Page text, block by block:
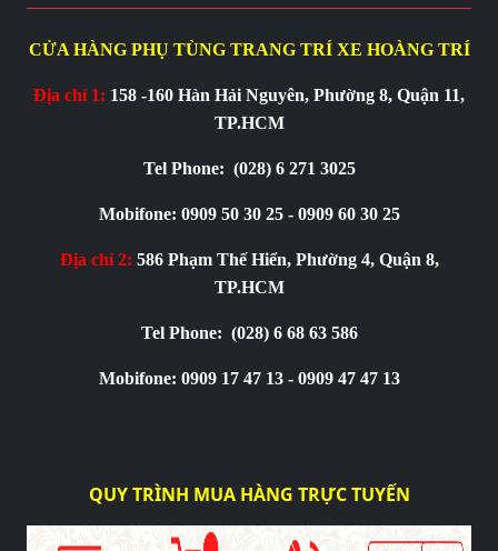
CỬA HÀNG PHỤ TÙNG TRANG TRÍ XE HOÀNG TRÍ
Địa chỉ 1: 158 -160 Hàn Hải Nguyên, Phường 8, Quận 11,
TP.HCM
Tel Phone: (028) 6 271 3025
Mobifone: 0909 50 30 25 - 0909 60 30 25
Địa chỉ 2: 586 Phạm Thế Hiển, Phường 4, Quận 8,
TP.HCM
Tel Phone: (028) 6 68 63 586
Mobifone: 0909 17 47 13 - 0909 47 47 13
QUY TRÌNH MUA HÀNG TRỰC TUYẾN